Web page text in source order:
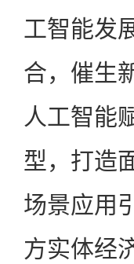
工智能发
合，催生
人工智能
型，打造
场景应用
方实体经